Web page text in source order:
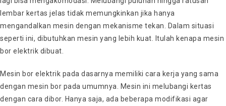
lembar kertas jelas tidak memungkinkan jika hanya
mengandalkan mesin dengan mekanisme tekan. Dalam situasi
seperti ini, dibutuhkan mesin yang lebih kuat. Itulah kenapa mesin
bor elektrik dibuat.
Mesin bor elektrik pada dasarnya memiliki cara kerja yang sama
dengan mesin bor pada umumnya. Mesin ini melubangi kertas
dengan cara dibor. Hanya saja, ada beberapa modifikasi agar